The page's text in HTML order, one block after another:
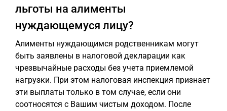
льготы на алименты
нуждающемуся лицу?
Алименты нуждающимся родственникам могут
быть заявлены в налоговой декларации как
чрезвычайные расходы без учета приемлемой
нагрузки. При этом налоговая инспекция признает
эти выплаты только в том случае, если они
соотносятся с Вашим чистым доходом. После